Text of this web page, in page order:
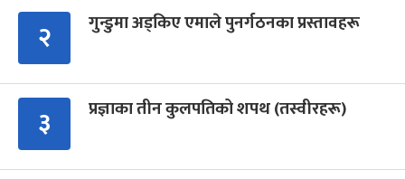
२ गुन्डुमा अड्किए एमाले पुनर्गठनका प्रस्तावहरू
३ प्रज्ञाका तीन कुलपतिको शपथ (तस्वीरहरू)